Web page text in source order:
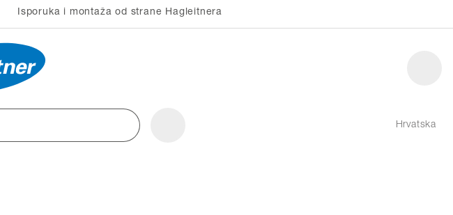
Isporuka i montaža od strane Hagleitnera
Hrvatska